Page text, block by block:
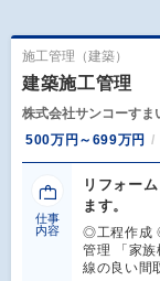
施工管理（建築）
建築施工管理
株式会社サンコーすま
500万円～699万円
仕事
内容
リフォー
ます。
◎工程作成
管理 「家
線の良い間